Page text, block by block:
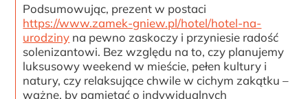
Podsumowując, prezent w postaci
https://www.zamek-gniew.pl/hotel/hotel-na-
urodziny na pewno zaskoczy i przyniesie radość
solenizantowi. Bez względu na to, czy planujemy
luksusowy weekend w mieście, pełen kultury i
natury, czy relaksujące chwile w cichym zakątku –
ważne, by pamiętać o indywidualnych